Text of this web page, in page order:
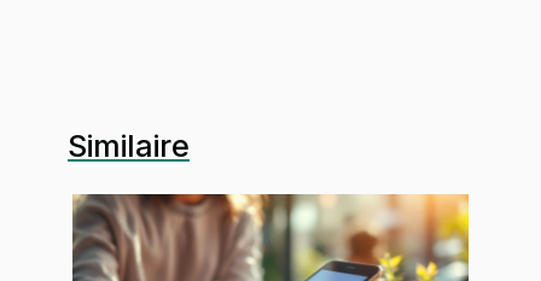
Similaire